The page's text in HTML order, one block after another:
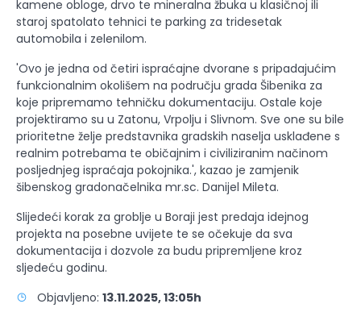
kamene obloge, drvo te mineralna žbuka u klasičnoj ili
staroj spatolato tehnici te parking za tridesetak
automobila i zelenilom.
'Ovo je jedna od četiri ispraćajne dvorane s pripadajućim
funkcionalnim okolišem na području grada Šibenika za
koje pripremamo tehničku dokumentaciju. Ostale koje
projektiramo su u Zatonu, Vrpolju i Slivnom. Sve one su bile
prioritetne želje predstavnika gradskih naselja usklađene s
realnim potrebama te običajnim i civiliziranim načinom
posljednjeg ispraćaja pokojnika.', kazao je zamjenik
šibenskog gradonačelnika mr.sc. Danijel Mileta.
Slijedeći korak za groblje u Boraji jest predaja idejnog
projekta na posebne uvijete te se očekuje da sva
dokumentacija i dozvole za budu pripremljene kroz
sljedeću godinu.
Objavljeno: 13.11.2025, 13:05h